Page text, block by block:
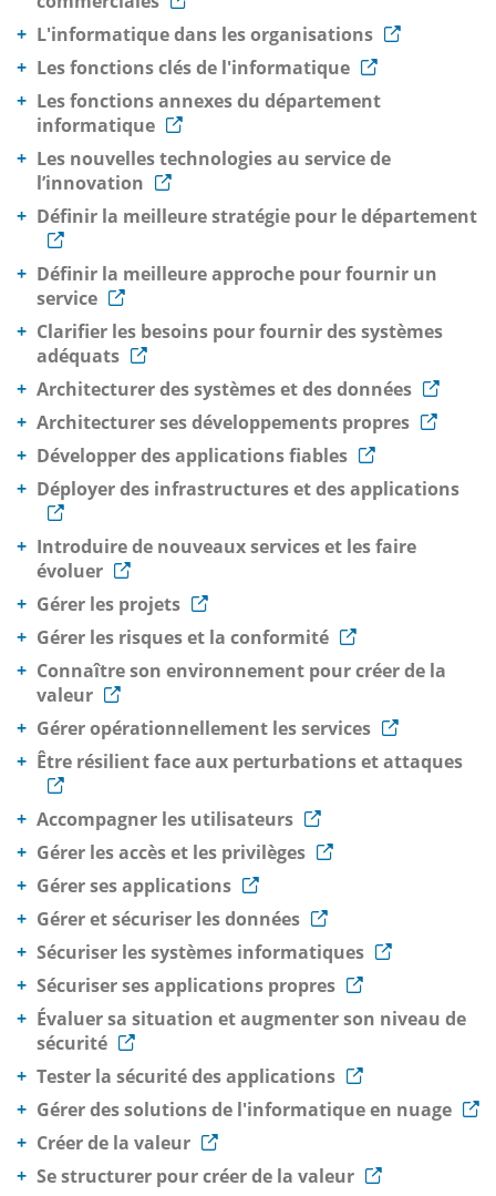
L'informatique dans les organisations
Les fonctions clés de l'informatique
Les fonctions annexes du département
informatique
Les nouvelles technologies au service de
l’innovation
Définir la meilleure stratégie pour le département
Définir la meilleure approche pour fournir un
service
Clarifier les besoins pour fournir des systèmes
adéquats
Architecturer des systèmes et des données
Architecturer ses développements propres
Développer des applications fiables
Déployer des infrastructures et des applications
Introduire de nouveaux services et les faire
évoluer
Gérer les projets
Gérer les risques et la conformité
Connaître son environnement pour créer de la
valeur
Gérer opérationnellement les services
Être résilient face aux perturbations et attaques
Accompagner les utilisateurs
Gérer les accès et les privilèges
Gérer ses applications
Gérer et sécuriser les données
Sécuriser les systèmes informatiques
Sécuriser ses applications propres
Évaluer sa situation et augmenter son niveau de
sécurité
Tester la sécurité des applications
Gérer des solutions de l'informatique en nuage
Créer de la valeur
Se structurer pour créer de la valeur